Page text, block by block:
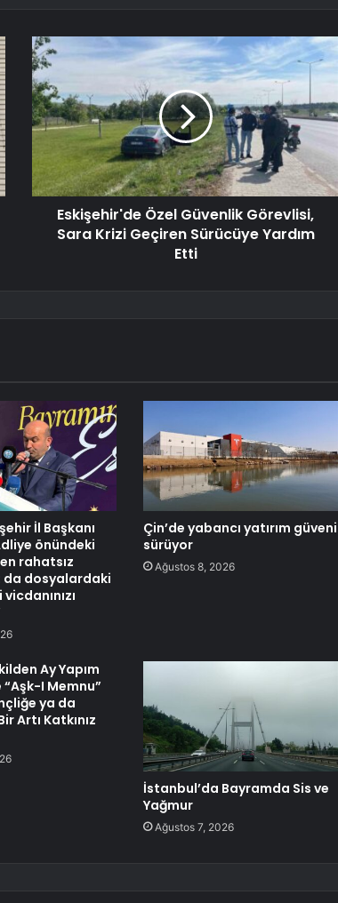
Eskişehir'de Özel Güvenlik Görevlisi,
Sara Krizi Geçiren Sürücüye Yardım
Etti
İl Başkanı
önündeki
rahatsız
da dosyalardaki
Çin’de yabancı yatırım güveni
sürüyor
Ağustos 8, 2026
Ay Yapım
I Memnu”
ya da
Artı Katkınız
İstanbul’da Bayramda Sis ve
Yağmur
Ağustos 7, 2026